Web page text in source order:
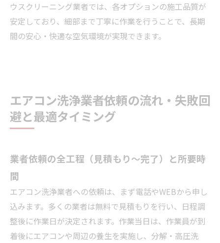
ウスクリーニング業者では、各オプションの施工品質が
安定しており、細部まで丁寧に作業を行うことで、長期
間の安心・快適な空気環境が実現できます。
エアコン洗浄業者依頼の流れ・失敗回
避と最適タイミング
業者依頼の全工程（見積もり～完了）と所要時
間
エアコン洗浄業者への依頼は、まず電話やWEBから申し
込みます。多くの業者は無料で見積もりを行い、日程調
整後に作業日が決定されます。作業当日は、作業員が到
着後にエアコンや周辺の養生を実施し、分解・高圧洗